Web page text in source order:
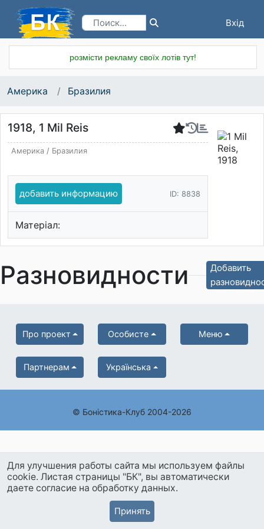
Вхід
розмісти рекламу своїх лотів тут!
Америка Бразилия
1918, 1 Mil Reis
Америка/ Бразилия
добавить информацию ID: 8838
Матеріал:
Разновидности
Добавить
Про проект Особисте Меню
Партнерам Українська
© Боністика-Клуб 2004-2026
Для улучшения работы сайта мы используем файлы
cookie. Листая страницы "БК", вы автоматически
даете согласие на обработку данных.
Принять